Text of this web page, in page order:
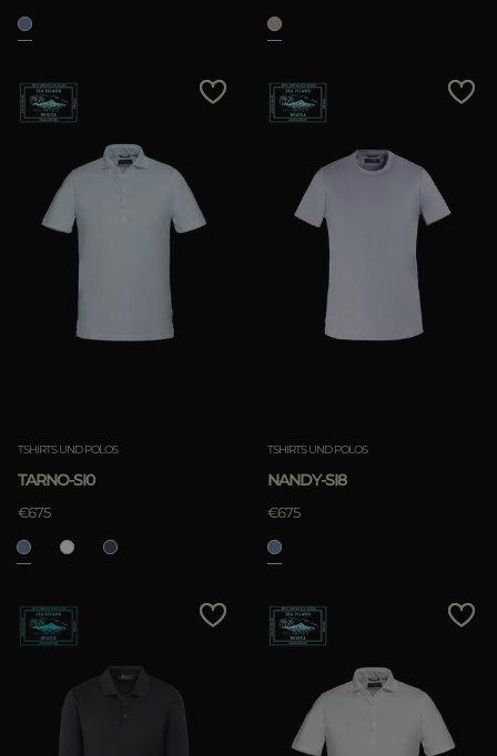
TSHIRTS UND POLOS
TARNO-SI0
€675
TSHIRTS UND POLOS
NANDY-SI8
€675